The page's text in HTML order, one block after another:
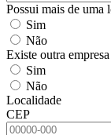
Possui mais de uma
Sim
Não
Existe outra
Sim
Não
Localidade
CEP